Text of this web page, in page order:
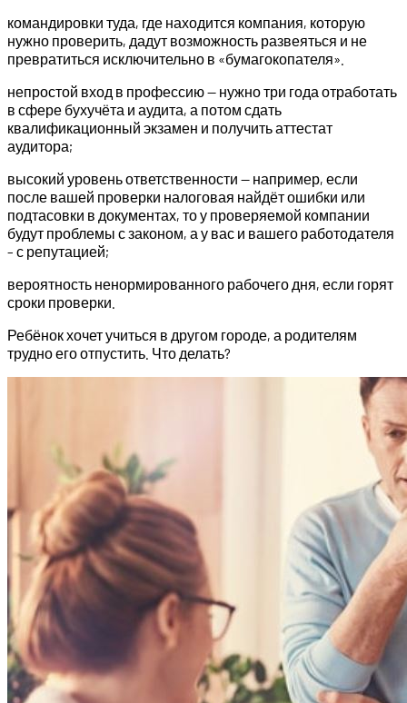
командировки туда, где находится компания, которую
нужно проверить, дадут возможность развеяться и не
превратиться исключительно в «бумагокопателя».
непростой вход в профессию — нужно три года отработать
в сфере бухучёта и аудита, а потом сдать
квалификационный экзамен и получить аттестат
аудитора;
высокий уровень ответственности — например, если
после вашей проверки налоговая найдёт ошибки или
подтасовки в документах, то у проверяемой компании
будут проблемы с законом, а у вас и вашего работодателя
– с репутацией;
вероятность ненормированного рабочего дня, если горят
сроки проверки.
Ребёнок хочет учиться в другом городе, а родителям
трудно его отпустить. Что делать?